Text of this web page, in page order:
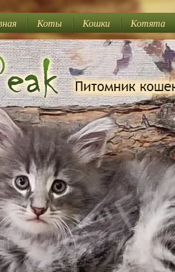
Коты Кошки Котята